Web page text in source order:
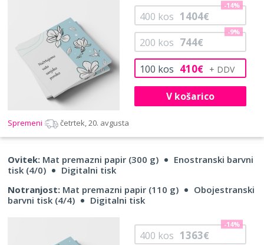
100 kos 410€
200 kos 744€
-9%
400 kos 1404€
-14%
V košarico
Spremeni četrtek, 20. avgusta
Ovitek: Mat premazni papir (300 g)
Enostranski barvni
tisk (4/0)
Digitalni tisk
Notranjost: Mat premazni papir (110 g)
Obojestranski
barvni tisk (4/4)
Digitalni tisk
400 kos 1363€
-14%